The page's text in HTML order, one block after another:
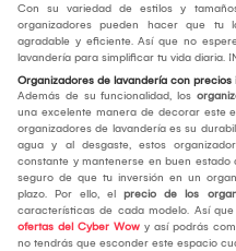
Con su variedad de estilos y
organizadores pueden hacer que tu
agradable y eficiente. Así que no
lavandería para simplificar tu vida diaria.
Organizadores de lavandería con precios
Además de su funcionalidad, los
una excelente manera de decorar este
organizadores de lavandería es su
agua y al desgaste, estos
constante y mantenerse en buen
seguro de que tu inversión en un
plazo. Por ello, el precio de los
características de cada modelo. Así
ofertas del Cyber Wow y así podrás
no tendrás que esconder este espacio